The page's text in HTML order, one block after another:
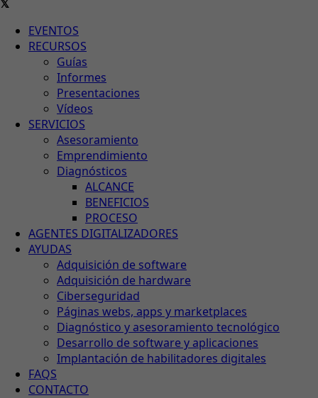
EVENTOS
RECURSOS
Guías
Informes
Presentaciones
Vídeos
SERVICIOS
Asesoramiento
Emprendimiento
Diagnósticos
ALCANCE
BENEFICIOS
PROCESO
AGENTES DIGITALIZADORES
AYUDAS
Adquisición de software
Adquisición de hardware
Ciberseguridad
Páginas webs, apps y marketplaces
Diagnóstico y asesoramiento tecnológico
Desarrollo de software y aplicaciones
Implantación de habilitadores digitales
FAQS
CONTACTO